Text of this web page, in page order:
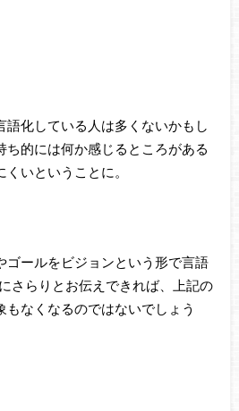
語化している人は多くないかもし
ち的には何か感じるところがある
いということに。
ゴールをビジョンという形で言語
さらりとお伝えできれば、上記の
もなくなるのではないでしょう